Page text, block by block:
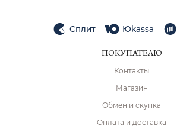
Сплит Юkassa
ПОКУПАТЕЛЮ
Контакты
Магазин
Обмен и скупка
Оплата и доставка